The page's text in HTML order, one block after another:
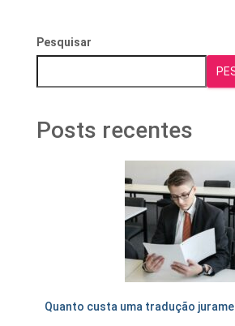
Pesquisar
Posts recentes
Quanto custa uma tradução